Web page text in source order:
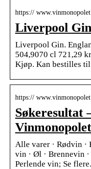
https://
Liverpool
Liverpool Gin.
504,9070 cl 721,29
Kjøp. Kan bestilles
https://
Søkeresultat
Vinmonopolet
Alle varer · Rødvin ·
vin · Øl · Brennevin
Perlende vin; Se flere.